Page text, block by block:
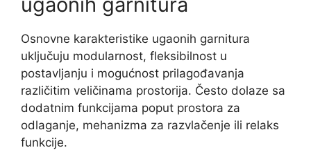
Osnovne karakteristike ugaonih garnitura
uključuju modularnost, fleksibilnost u
postavljanju i mogućnost prilagođavanja
različitim veličinama prostorija. Često dolaze sa
dodatnim funkcijama poput prostora za
odlaganje, mehanizma za razvlačenje ili relaks
funkcije.